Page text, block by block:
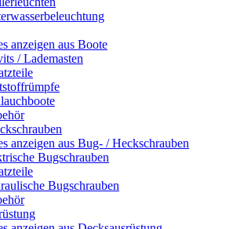
anzeigen aus Boote
/ Lademasten
anzeigen aus Bug- / Heckschrauben
Bugschrauben
Bugschrauben